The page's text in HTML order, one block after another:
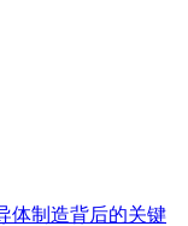
体制造背后的关键